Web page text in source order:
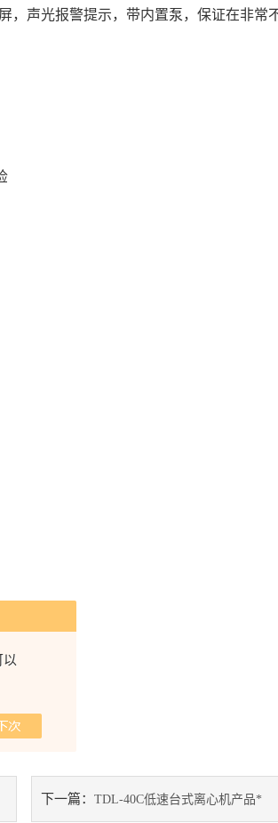
，声光报警提示，带内置泵，保证在非常
下一篇：TDL-40C低速台式离心机产品*